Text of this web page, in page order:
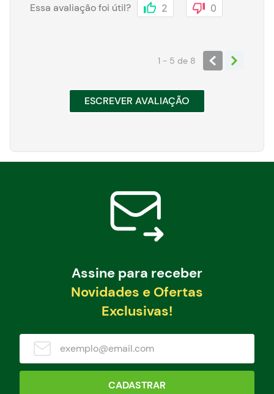
Essa avaliação foi útil? 2 0
1 - 5de 8
ESCREVER AVALIAÇÃO
Assine para receber
Novidades e Ofertas
Exclusivas!
CADASTRAR